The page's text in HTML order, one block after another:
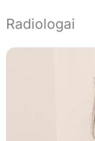
Radiologai